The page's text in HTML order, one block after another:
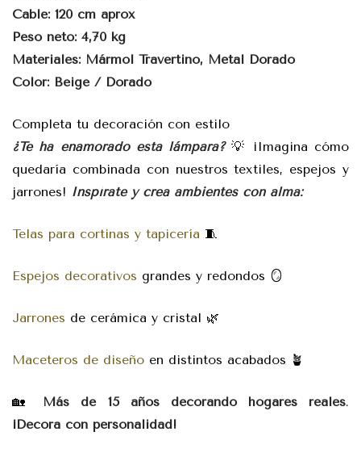
Cable: 120 cm aprox
Peso neto: 4,70 kg
Materiales: Mármol Travertino, Metal Dorado
Color: Beige / Dorado
Completa tu decoración con estilo
¿Te ha enamorado esta lámpara?💡 ¡Imagina cómo
quedaría combinada con nuestros textiles, espejos y
jarrones! Inspírate y crea ambientes con alma:
Telas para cortinas y tapicería 🧵
Espejos decorativos grandes y redondos 🪞
Jarrones de cerámica y cristal 🌿
Maceteros de diseño en distintos acabados 🪴
🏡 Más de 15 años decorando hogares reales.
¡Decora con personalidad!